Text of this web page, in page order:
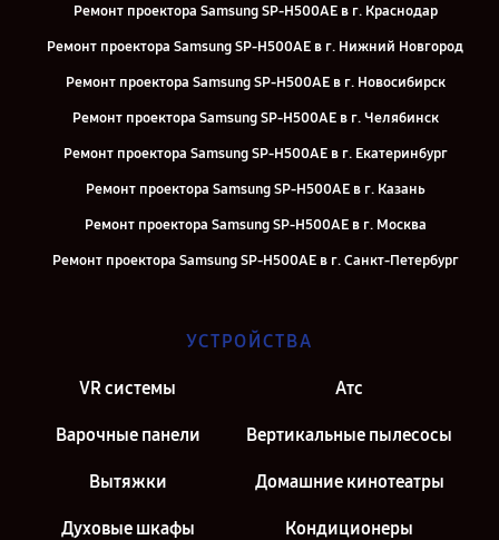
Ремонт проектора Samsung SP-H500AE в г. Краснодар
Ремонт проектора Samsung SP-H500AE в г. Нижний Новгород
Ремонт проектора Samsung SP-H500AE в г. Новосибирск
Ремонт проектора Samsung SP-H500AE в г. Челябинск
Ремонт проектора Samsung SP-H500AE в г. Екатеринбург
Ремонт проектора Samsung SP-H500AE в г. Казань
Ремонт проектора Samsung SP-H500AE в г. Москва
Ремонт проектора Samsung SP-H500AE в г. Санкт-Петербург
УСТРОЙСТВА
VR системы Атс
Варочные панели Вертикальные пылесосы
Вытяжки Домашние кинотеатры
Духовые шкафы Кондиционеры